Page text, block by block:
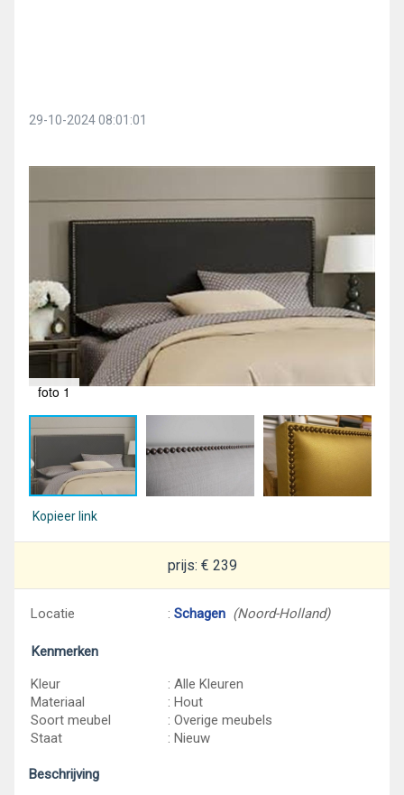
29-10-2024 08:01:01
foto 1
Kopieer link
prijs: € 239
Locatie : Schagen (Noord-Holland)
Kenmerken
Kleur
: Alle Kleuren
Materiaal
: Hout
Soort meubel
: Overige meubels
Staat
: Nieuw
Beschrijving